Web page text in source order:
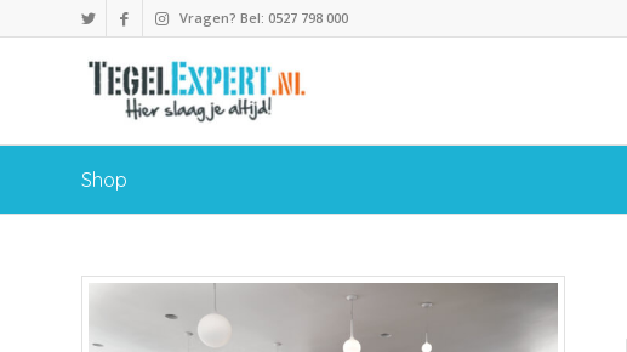
Vragen? Bel: 0527 798 000
Shop